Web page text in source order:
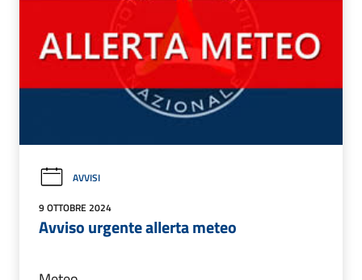
AVVISI
9 OTTOBRE 2024
Avviso urgente allerta meteo